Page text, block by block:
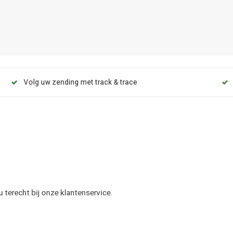
Volg uw zending met track & trace
terecht bij onze klantenservice.